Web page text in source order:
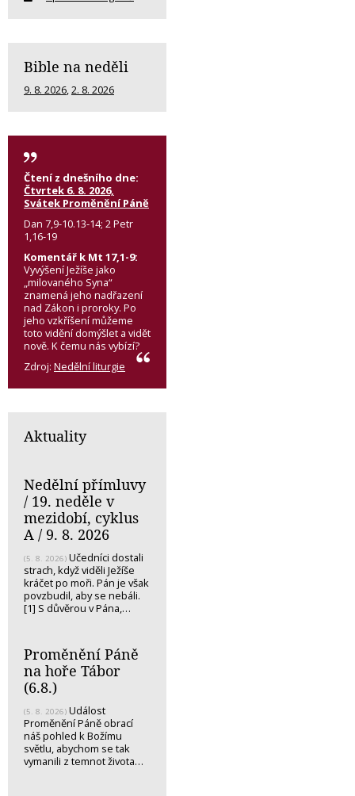
Bible na neděli
9. 8. 2026,2. 8. 2026
Čtení z dnešního dne:
Čtvrtek 6. 8. 2026,
Svátek Proměnění Páně
Dan 7,9-10.13-14; 2 Petr
1,16-19
Komentář k Mt 17,1-9:
Vyvýšení Ježíše jako
„milovaného Syna“
znamená jeho nadřazení
nad Zákon i proroky. Po
jeho vzkříšení můžeme
toto vidění domýšlet a vidět
nově. K čemu nás vybízí?
Zdroj: Nedělní liturgie
Aktuality
Nedělní přímluvy
/ 19. neděle v
mezidobí, cyklus
A / 9. 8. 2026
(5. 8. 2026) Učedníci dostali
strach, když viděli Ježíše
kráčet po moři. Pán je však
povzbudil, aby se nebáli.
[1] S důvěrou v Pána,…
Proměnění Páně
na hoře Tábor
(6.8.)
(5. 8. 2026) Událost
Proměnění Páně obrací
náš pohled k Božímu
světlu, abychom se tak
vymanili z temnot života…